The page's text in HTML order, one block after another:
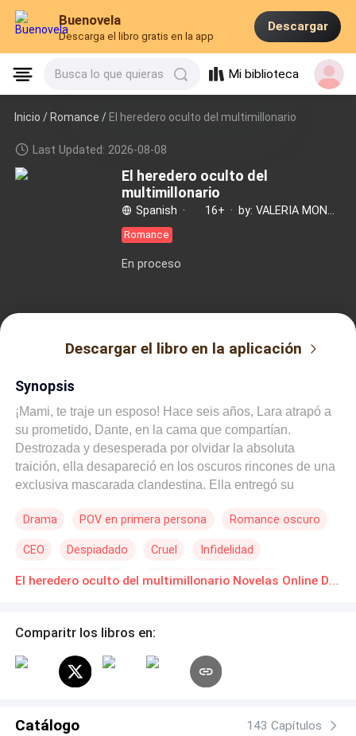
Buenovela
Descarga el libro gratis en la app
Descargar
Busca lo que quieras Mi biblioteca
Inicio /Romance / El heredero oculto del multimillonario
Last Updated: 2026-08-08
El heredero oculto del
multimillonario
Spanish · 16+ ·
Romance
En proceso
Descargar el libro en la aplicación
Synopsis
¡Mami, te traje un esposo! Hace seis años, Lara atrapó a
su prometido, Dante, en la cama que compartían.
Destrozada y desesperada por olvidar la absoluta
traición, ella desapareció en los oscuros rincones de una
exclusiva mascarada clandestina. Ella entregó su
escapó antes del amanecer, sin llevarse nada más que
esconderse. Hoy, Lara es una arquitecta aguda e
independiente y la madre ferozmente protectora de un
hace añicos su realidad. Él es brutalmente frío, altamente
copia exacta de su hijo. En el segundo en que Valentino
fija sus penetrantes ojos azules en ella, comienza un
que ella es la chica enmascarada de su pasado. Él solo
Drama POV en primera persona Romance oscuro
CEO Despiadado Cruel Infidelidad
Triángulo Amoroso Matrimonio por Contrato El heredero oculto del multimillonario Novelas Online Descarga gratuita de PDF
Comparitr los libros en:
Catálogo 143 Capítulos